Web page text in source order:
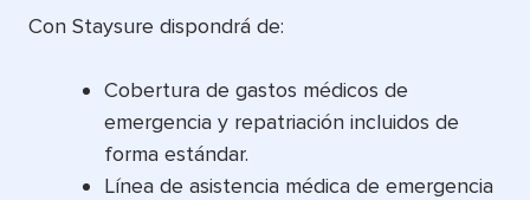
Con Staysure dispondrá de:
Cobertura de gastos médicos de
emergencia y repatriación incluidos de
forma estándar.
Línea de asistencia médica de emergencia